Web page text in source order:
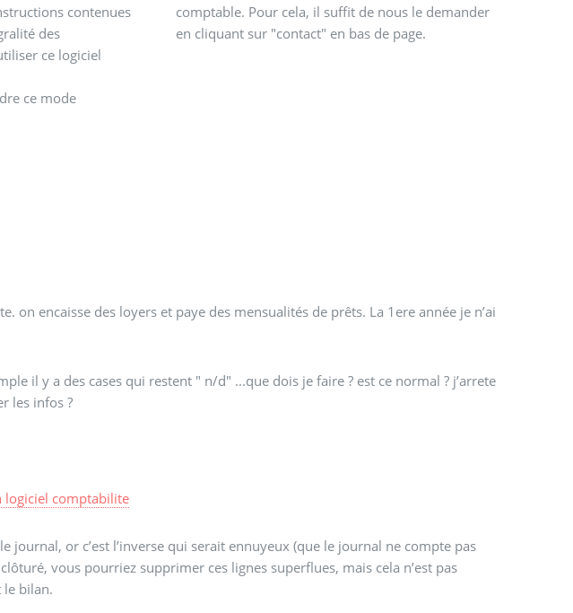
contenues
des
ce logiciel
ce mode
comptable. Pour cela, il suffit de nous le demander
en cliquant sur "contact" en bas de page.
on encaisse des loyers et paye des mensualités de prêts. La 1ere année je n’ai
il y a des cases qui restent " n/d" ...que dois je faire ? est ce normal ? j’arrete
les infos ?
comptabilite
or c’est l’inverse qui serait ennuyeux (que le journal ne compte pas
vous pourriez supprimer ces lignes superflues, mais cela n’est pas
le bilan.